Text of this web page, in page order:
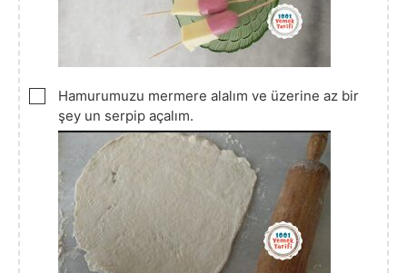
▢
Hamurumuzu mermere alalım ve üzerine az bir
şey un serpip açalım.